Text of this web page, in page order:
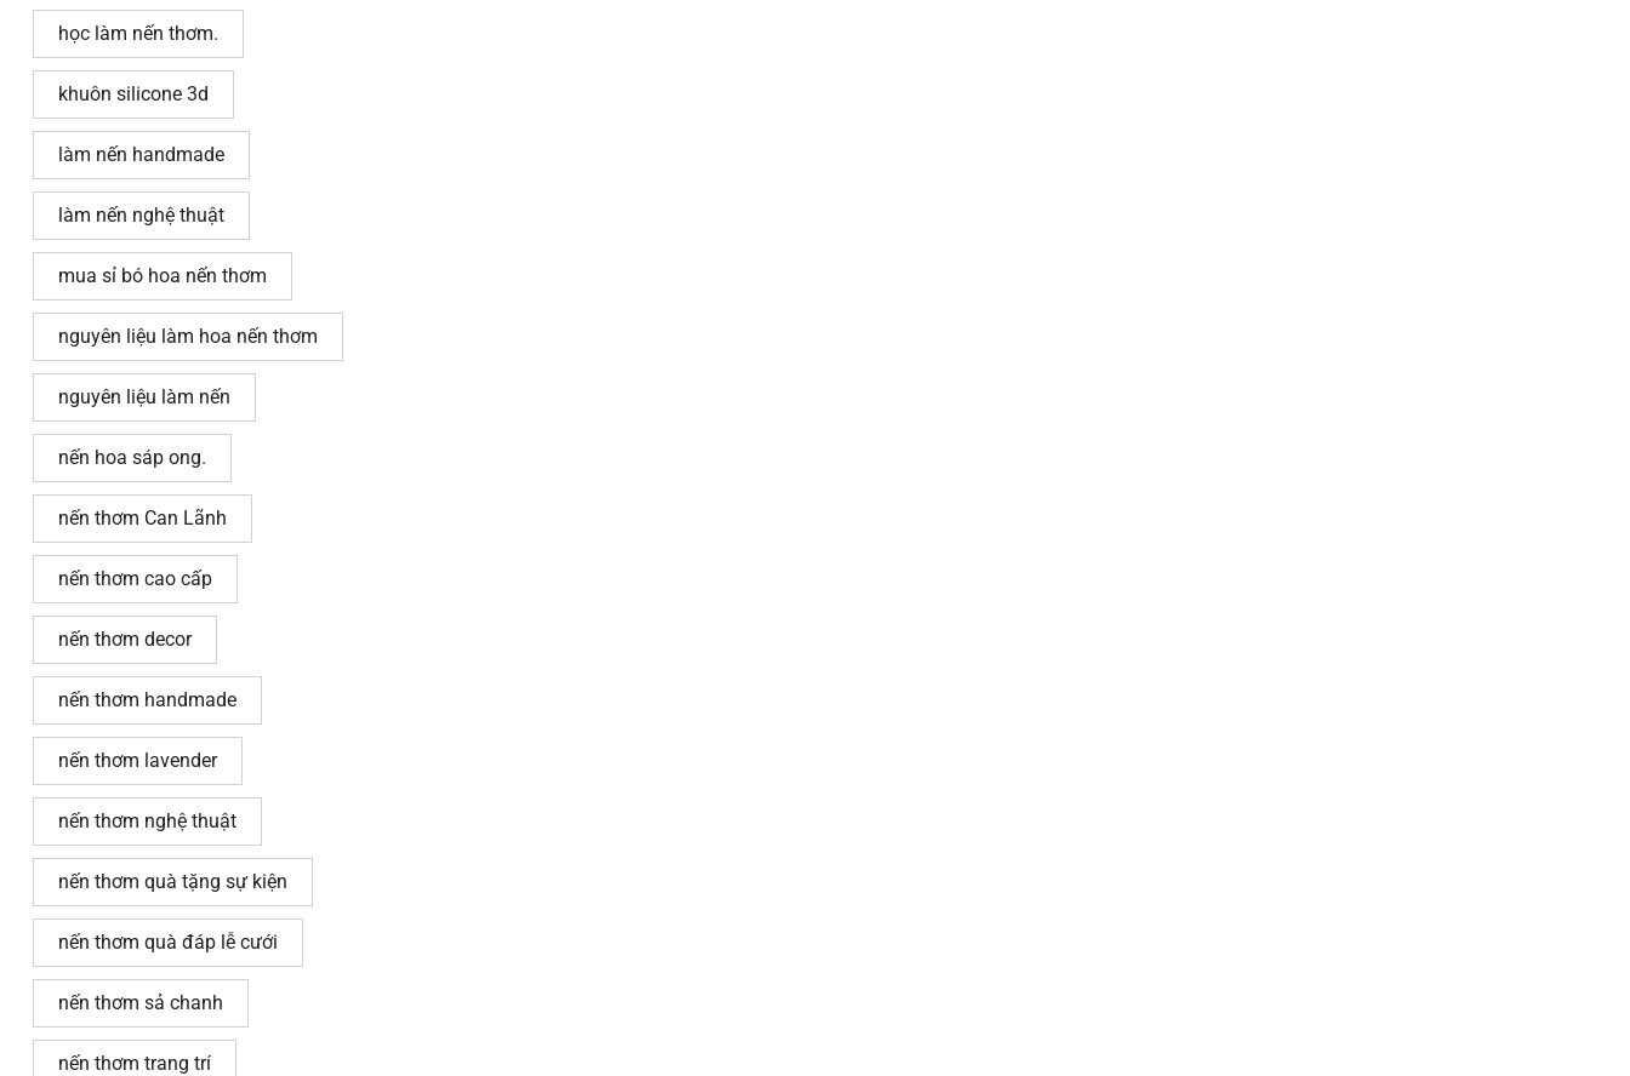
học làm nến thơm.
khuôn silicone 3d
làm nến handmade
làm nến nghệ thuật
mua sỉ bó hoa nến thơm
nguyên liệu làm hoa nến thơm
nguyên liệu làm nến
nến hoa sáp ong.
nến thơm Can Lãnh
nến thơm cao cấp
nến thơm decor
nến thơm handmade
nến thơm lavender
nến thơm nghệ thuật
nến thơm quà tặng sự kiện
nến thơm quà đáp lễ cưới
nến thơm sả chanh
nến thơm trang trí